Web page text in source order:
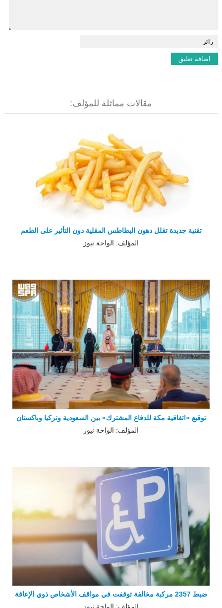
مقالات مماثلة للمؤلف:
تقنية جديدة تقلل دهون البطاطس المقلية دون التأثير على الطعم
المؤلف: الواحة نيوز
توقيع «اتفاقية مكة للدفاع المشترك» بين السعودية وتركيا وباكستان
المؤلف: الواحة نيوز
ضبط 2357 مركبة مخالفة توقفت في مواقف الأشخاص ذوي الإعاقة
المؤلف: الواحة نيوز